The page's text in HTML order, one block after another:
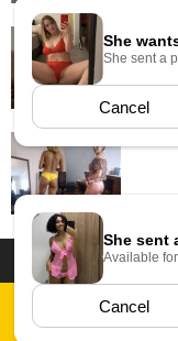
بندی فیلم های سکسی
عکس سکسی ایرانی